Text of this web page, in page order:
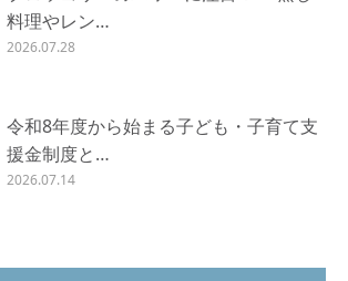
料理やレン…
2026.07.28
令和8年度から始まる子ども・子育て支
援金制度と…
2026.07.14